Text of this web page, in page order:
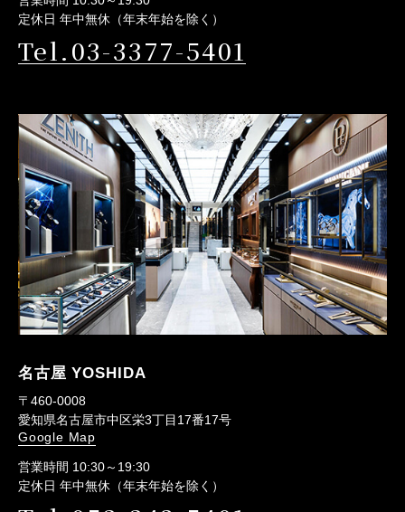
定休日 年中無休（年末年始を除く）
Tel.03-3377-5401
名古屋 YOSHIDA
〒460-0008
愛知県名古屋市中区栄3丁目17番17号
Google Map
営業時間 10:30～19:30
定休日 年中無休（年末年始を除く）